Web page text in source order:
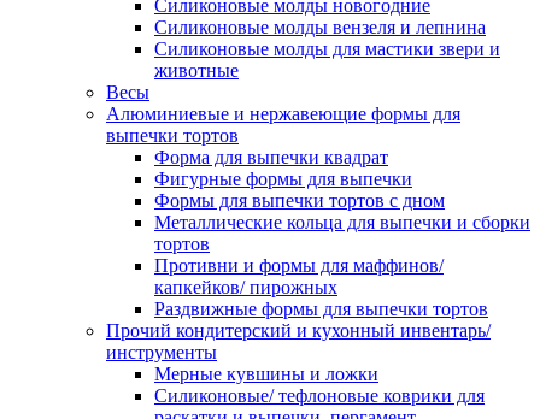
Силиконовые молды новогодние
Силиконовые молды вензеля и лепнина
Силиконовые молды для мастики звери и
животные
Весы
Алюминиевые и нержавеющие формы для
выпечки тортов
Форма для выпечки квадрат
Фигурные формы для выпечки
Формы для выпечки тортов с дном
Металлические кольца для выпечки и сборки
тортов
Противни и формы для маффинов/
капкейков/ пирожных
Раздвижные формы для выпечки тортов
Прочий кондитерский и кухонный инвентарь/
инструменты
Мерные кувшины и ложки
Силиконовые/ тефлоновые коврики для